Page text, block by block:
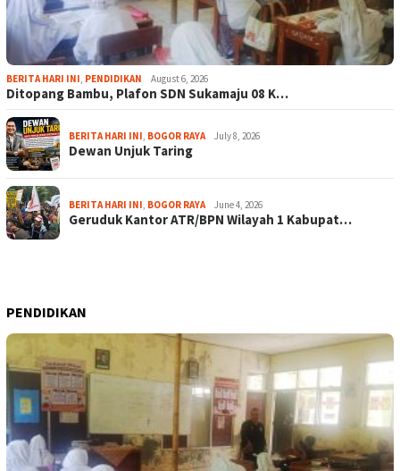
BERITA HARI INI, PENDIDIKAN August 6, 2026
Ditopang Bambu, Plafon SDN Sukamaju 08 K…
BERITA HARI INI, BOGOR RAYA July 8, 2026
Dewan Unjuk Taring
BERITA HARI INI, BOGOR RAYA June 4, 2026
Geruduk Kantor ATR/BPN Wilayah 1 Kabupat…
PENDIDIKAN